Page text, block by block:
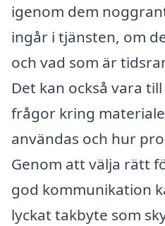
igenom dem
ingår i tjänsten, om
och vad som är
Det kan också vara
frågor kring
användas och hur
Genom att välja rätt
god kommunikation
lyckat takbyte som